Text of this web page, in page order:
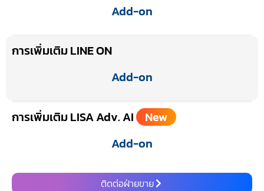
Add-on
การเพิ่มเติม LINE ON
Add-on
การเพิ่มเติม LISA Adv. AI
New
Add-on
ติดต่อฝ่ายขาย